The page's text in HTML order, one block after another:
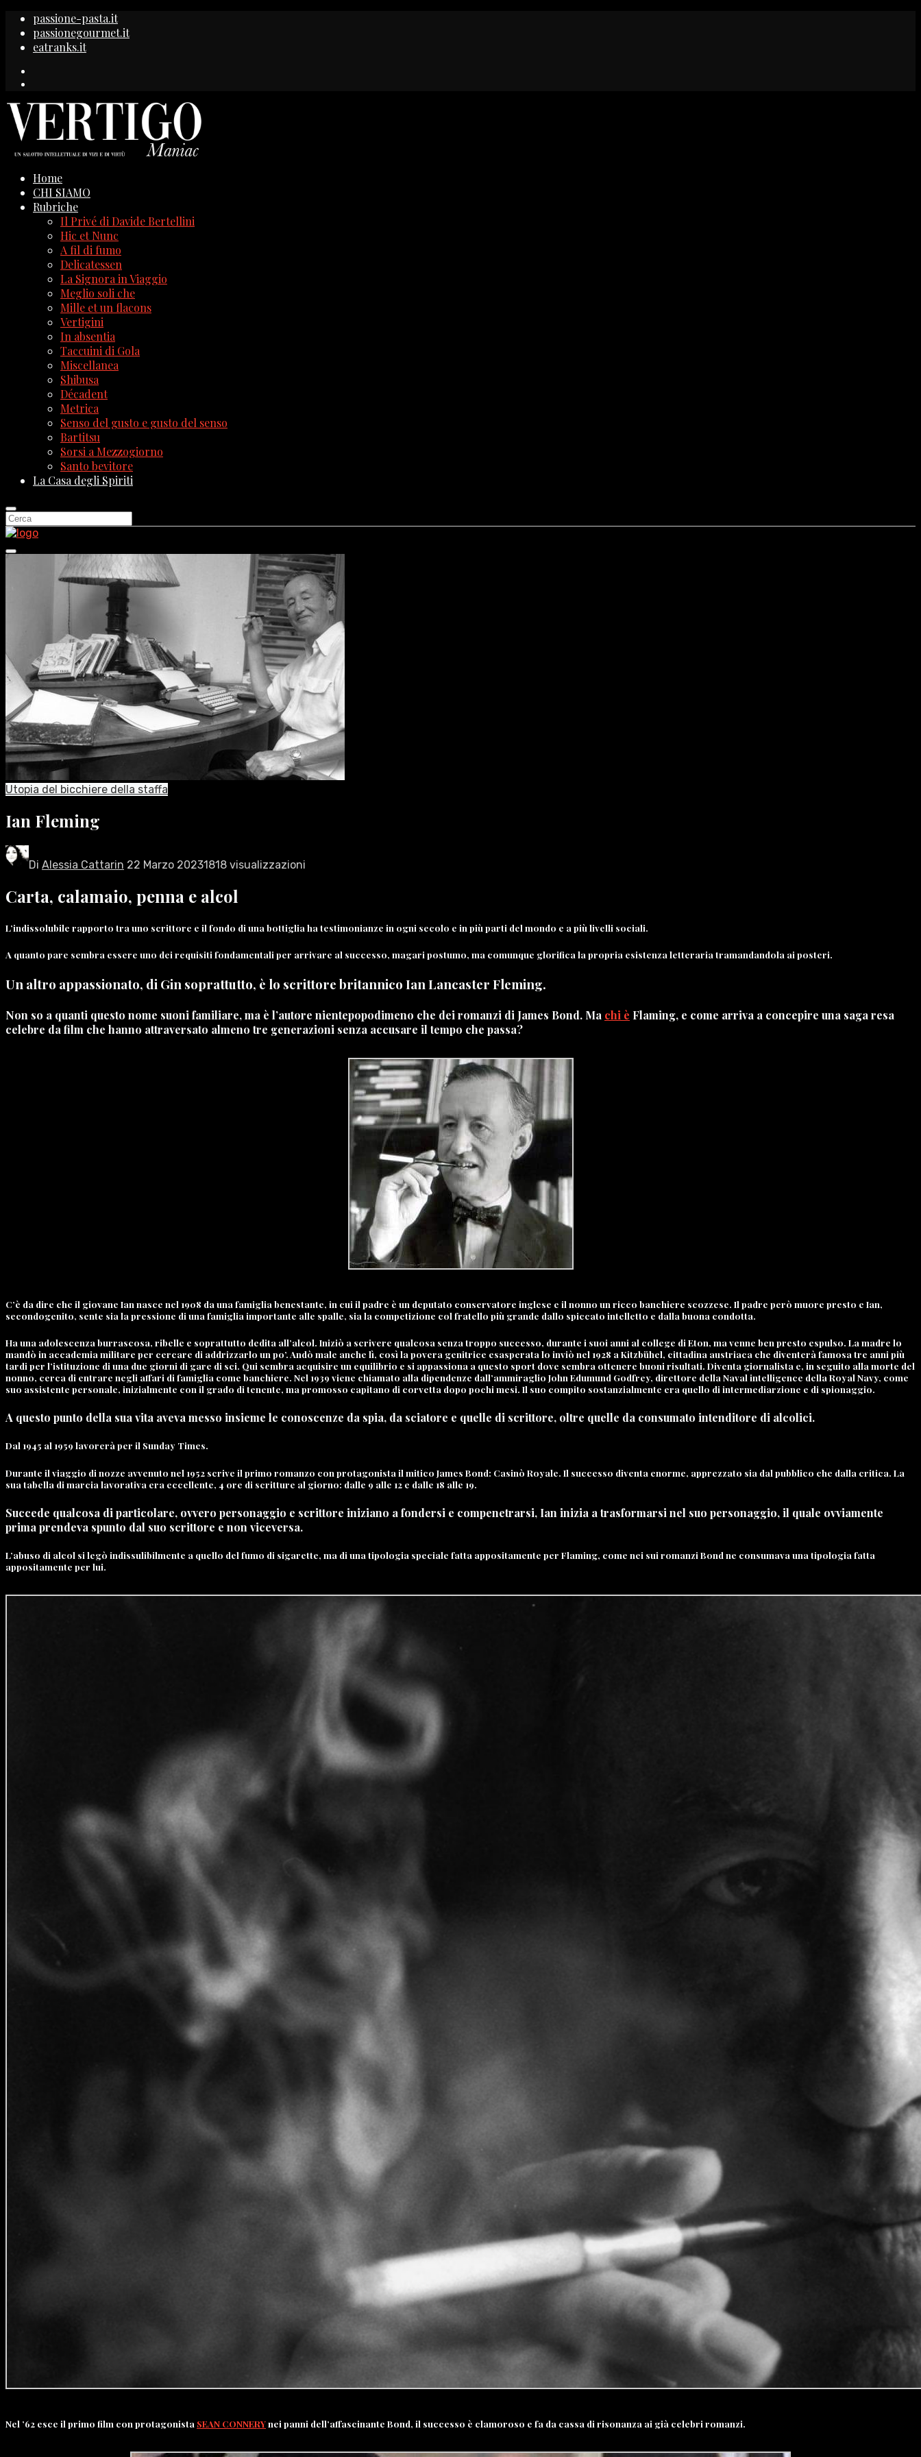
passione-pasta.it
passionegourmet.it
eatranks.it
Home
CHI SIAMO
Rubriche
Il Privé di Davide Bertellini
Hic et Nunc
A fil di fumo
Delicatessen
La Signora in Viaggio
Meglio soli che
Mille et un flacons
Vertigini
In absentia
Taccuini di Gola
Miscellanea
Shibusa
Décadent
Metrica
Senso del gusto e gusto del senso
Bartitsu
Sorsi a Mezzogiorno
Santo bevitore
La Casa degli Spiriti
Utopia del bicchiere della staffa
Ian Fleming
Di Alessia Cattarin 22 Marzo 20231818 visualizzazioni
Carta, calamaio, penna e alcol
L’indissolubile rapporto tra uno scrittore e il fondo di una bottiglia ha testimonianze in ogni secolo e in più parti del mondo e a più livelli sociali.
A quanto pare sembra essere uno dei requisiti fondamentali per arrivare al successo, magari postumo, ma comunque glorifica la propria esistenza letteraria tramandandola ai posteri.
Un altro appassionato, di Gin soprattutto, è lo scrittore britannico IanLancaster Fleming.
Non so a quanti questo nome suoni familiare, ma è l’autore nientepopodimeno che dei romanzi di James Bond. Ma chi è Flaming, e come arriva a concepire una saga resa
celebre da film che hanno attraversato almeno tre generazioni senza accusare il tempo che passa?
C’è da dire che il giovane Ian nasce nel 1908 da una famiglia benestante, in cui il padre è un deputato conservatore inglese e il nonno un ricco banchiere scozzese. Il padre però muore presto e Ian,
secondogenito, sente sia la pressione di una famiglia importante alle spalle, sia la competizione col fratello più grande dallo spiccato intelletto e dalla buona condotta.
Ha una adolescenza burrascosa, ribelle e soprattutto dedita all’alcol. Iniziò a scrivere qualcosa senza troppo successo, durante i suoi anni al college di Eton, ma venne ben presto espulso. La madre lo
mandò in accademia militare per cercare di addrizzarlo un po’. Andò male anche lì, così la povera genitrice esasperata lo inviò nel 1928 a Kitzbühel, cittadina austriaca che diventerà famosa tre anni più
tardi per l’istituzione di una due giorni di gare di sci. Qui sembra acquisire un equilibrio e si appassiona a questo sport dove sembra ottenere buoni risultati. Diventa giornalista e, in seguito alla morte del
nonno, cerca di entrare negli affari di famiglia come banchiere. Nel 1939 viene chiamato alla dipendenze dall’ammiraglio John Edumund Godfrey, direttore della Naval intelligence della Royal Navy, come
suo assistente personale, inizialmente con il grado di tenente, ma promosso capitano di corvetta dopo pochi mesi. Il suo compito sostanzialmente era quello di intermediarzione e di spionaggio.
A questo punto della sua vita aveva messo insieme le conoscenze da spia, da sciatore e quelle di scrittore, oltre quelle da consumato intenditore di alcolici.
Dal 1945 al 1959 lavorerà per il Sunday Times.
Durante il viaggio di nozze avvenuto nel 1952 scrive il primo romanzo con protagonista il mitico James Bond: Casinò Royale. Il successo diventa enorme, apprezzato sia dal pubblico che dalla critica. La
sua tabella di marcia lavorativa era eccellente, 4 ore di scritture al giorno: dalle 9 alle 12 e dalle 18 alle 19.
Succede qualcosa di particolare, ovvero personaggio e scrittore iniziano a fondersi e compenetrarsi, Ian inizia a trasformarsi nel suo personaggio, il quale ovviamente
prima prendeva spunto dal suo scrittore e non viceversa.
L’abuso di alcol si legò indissulibilmente a quello del fumo di sigarette, ma di una tipologia speciale fatta appositamente per Flaming, come nei sui romanzi Bond ne consumava una tipologia fatta
appositamente per lui.
Nel ’62 esce il primo film con protagonista SEAN CONNERYnei panni dell’affascinante Bond, il successo è clamoroso e fa da cassa di risonanza ai già celebri romanzi.